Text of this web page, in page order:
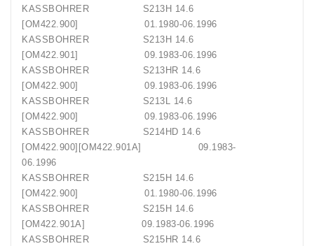
KASSBOHRER S213H 14.6
[OM422.900] 01.1980-06.1996
KASSBOHRER S213H 14.6
[OM422.901] 09.1983-06.1996
KASSBOHRER S213HR 14.6
[OM422.900] 09.1983-06.1996
KASSBOHRER S213L 14.6
[OM422.900] 09.1983-06.1996
KASSBOHRER S214HD 14.6
[OM422.900][OM422.901A] 09.1983-
06.1996
KASSBOHRER S215H 14.6
[OM422.900] 01.1980-06.1996
KASSBOHRER S215H 14.6
[OM422.901A] 09.1983-06.1996
KASSBOHRER S215HR 14.6